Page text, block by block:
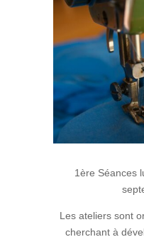
1ère Séances
Les ateliers sont
cherchant à